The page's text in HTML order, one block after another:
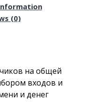
(0)
на общей
входов и
и денег